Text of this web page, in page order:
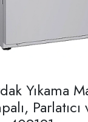
Yıkama